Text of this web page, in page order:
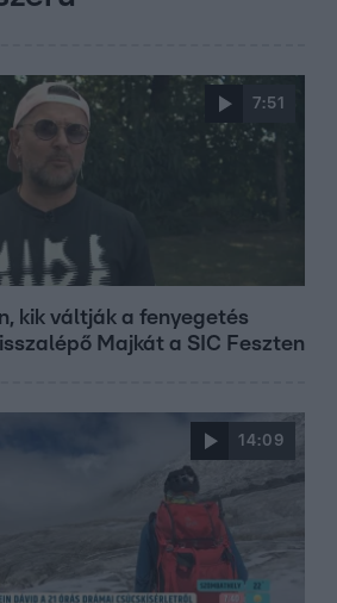
7:51
kik váltják a fenyegetés
Majkát a SIC Feszten
14:09